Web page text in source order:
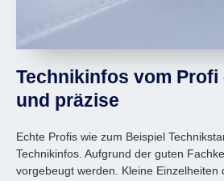
Technikinfos vom Profi
und präzise
Echte Profis wie zum Beispiel
Technikinfos. Aufgrund der guten
vorgebeugt werden. Kleine Einzelheiten